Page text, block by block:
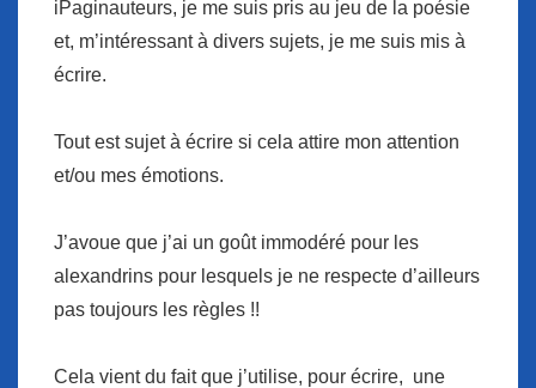
iPaginauteurs, je me suis pris au jeu de la poésie
et, m’intéressant à divers sujets, je me suis mis à
écrire.
Tout est sujet à écrire si cela attire mon attention
et/ou mes émotions.
J’avoue que j’ai un goût immodéré pour les
alexandrins pour lesquels je ne respecte d’ailleurs
pas toujours les règles !!
Cela vient du fait que j’utilise, pour écrire, une